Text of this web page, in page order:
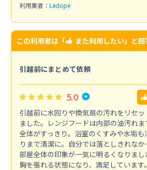
利用業者： Ledope
この利用者は「 また利用したい」と回
引越前にまとめて依頼
5.0
引越前に水回りや換気扇の汚れをリセ
ました。レンジフードは内部の油汚れ
全体がすっきり。浴室のくすみや水垢
りまで清潔に。自分では落としきれなか
部屋全体の印象が一気に明るくなりま
胸を張れる状態になり、満足しています。